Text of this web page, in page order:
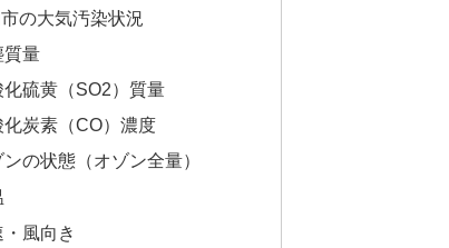
の大気汚染状況
質量
化硫黄（SO2）質量
化炭素（CO）濃度
ンの状態（オゾン全量）
・風向き